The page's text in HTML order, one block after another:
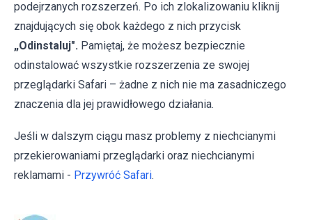
podejrzanych rozszerzeń. Po ich zlokalizowaniu kliknij
znajdujących się obok każdego z nich przycisk
„Odinstaluj". Pamiętaj, że możesz bezpiecznie
odinstalować wszystkie rozszerzenia ze swojej
przeglądarki Safari – żadne z nich nie ma zasadniczego
znaczenia dla jej prawidłowego działania.
Jeśli w dalszym ciągu masz problemy z niechcianymi
przekierowaniami przeglądarki oraz niechcianymi
reklamami - Przywróć Safari.